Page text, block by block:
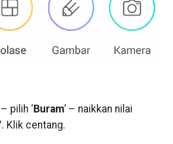
– pilih ‘ Buram’ – naikkan nilai
Klik centang.